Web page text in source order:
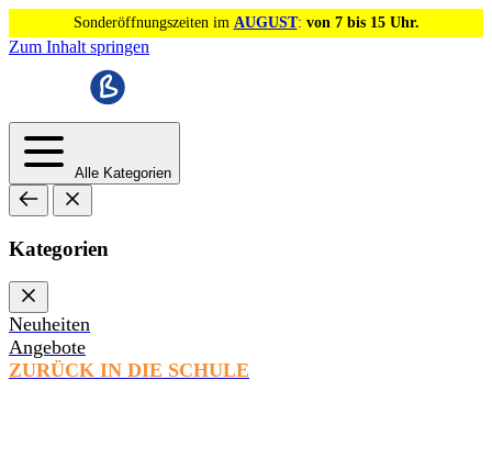
Sonderöffnungszeiten im AUGUST: von 7 bis 15 Uhr.
Zum Inhalt springen
Alle Kategorien
Kategorien
Neuheiten
Angebote
ZURÜCK IN DIE SCHULE